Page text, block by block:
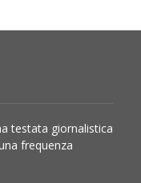
testata giornalistica
frequenza